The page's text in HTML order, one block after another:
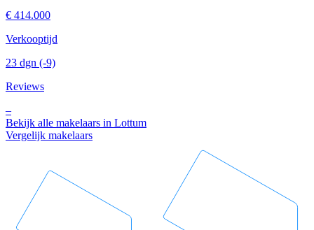
€ 414.000
Verkooptijd
23 dgn (-9)
Reviews
–
Bekijk alle makelaars in Lottum
Vergelijk makelaars